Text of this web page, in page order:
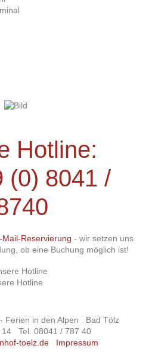
Hotline:
(0) 8041 /
Mail-Reservierung - wir setzen uns
ob eine Buchung möglich ist!
Hotline
Ferien in den Alpen
Bad Tölz
14
Tel. 08041 / 787 40
toelz.de Impressum